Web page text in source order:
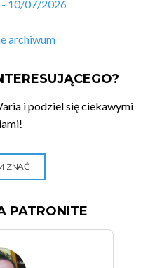
10/07/2026
archiwum
i podziel się ciekawymi
ZNAĆ
PATRONITE